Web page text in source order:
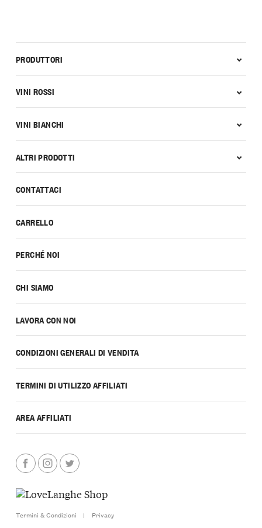
CONTATTACI
CARRELLO
PERCHÉ NOI
CHI SIAMO
LAVORA CON NOI
CONDIZIONI GENERALI DI VENDITA
TERMINI DI UTILIZZO AFFILIATI
AREA AFFILIATI
PRODUTTORI
VINI ROSSI
VINI BIANCHI
ALTRI PRODOTTI
Termini & Condizioni |
Privacy